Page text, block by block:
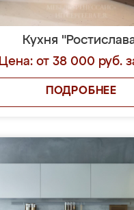
Кухня
Цена: от 38 000 руб.
ПОДРОБНЕЕ